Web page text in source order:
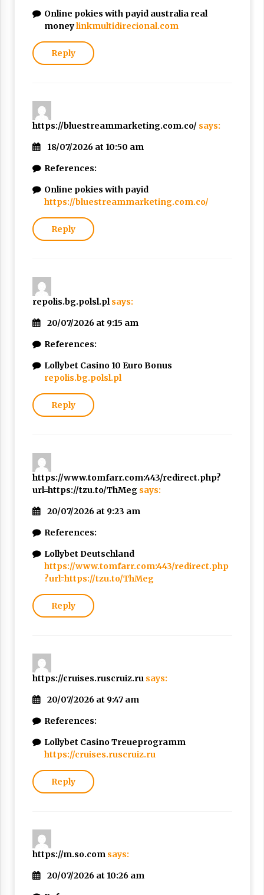
Online pokies with payid australia real
moneylinkmultidirecional.com
Reply
https://bluestreammarketing.com.co/ says:
18/07/2026 at 10:50 am
References:
Online pokies with payid
https://bluestreammarketing.com.co/
Reply
repolis.bg.polsl.pl says:
20/07/2026 at 9:15 am
References:
Lollybet Casino 10 Euro Bonus
repolis.bg.polsl.pl
Reply
https://www.tomfarr.com:443/redirect.php?
url=https://tzu.to/ThMeg says:
20/07/2026 at 9:23 am
References:
Lollybet Deutschland
https://www.tomfarr.com:443/redirect.php
?url=https://tzu.to/ThMeg
Reply
https://cruises.ruscruiz.ru says:
20/07/2026 at 9:47 am
References:
Lollybet Casino Treueprogramm
https://cruises.ruscruiz.ru
Reply
https://m.so.com says:
20/07/2026 at 10:26 am